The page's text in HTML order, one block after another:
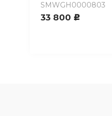
SMWGH0000803
33 800 c